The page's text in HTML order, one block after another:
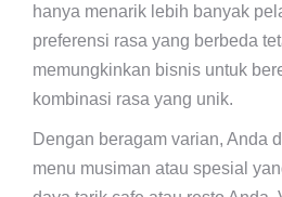
hanya menarik lebih banyak
preferensi rasa yang berbeda
memungkinkan bisnis untuk
kombinasi rasa yang unik.
Dengan beragam varian, Anda
menu musiman atau spesial